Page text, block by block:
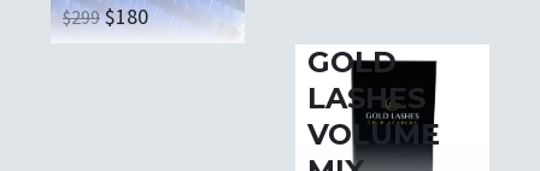
$299 $180
GOLD
LASHES
VOLUME